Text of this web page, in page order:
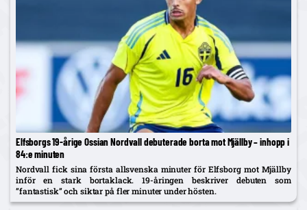
Elfsborgs 19-årige Ossian Nordvall debuterade borta mot Mjällby – inhopp i
84:e minuten
Nordvall fick sina första allsvenska minuter för Elfsborg mot Mjällby
inför en stark bortaklack. 19-åringen beskriver debuten som
”fantastisk” och siktar på fler minuter under hösten.